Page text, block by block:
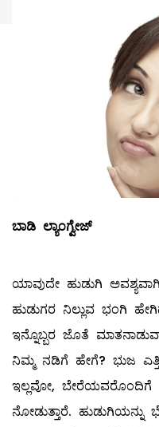
ಬಾಡಿ ಲ್ಯಾಂಗ್ವೇಜ್
ಯಾವುದೇ ಹುಡುಗಿ
ಹುಡುಗರ ನಿಲ್ಲುವ ಭಂಗಿ
ಇನ್ನೊಬ್ಬರ ಜೊತೆ
ನಿಮ್ಮ ನಡಿಗೆ ಹೇಗೆ? ಭುಜ
ಇಲ್ಲವೋ, ಬೇರೆಯವರೊಂದಿಗೆ
ನೋಡುತ್ತಾರೆ. ಹುಡುಗಿಯನ್ನು